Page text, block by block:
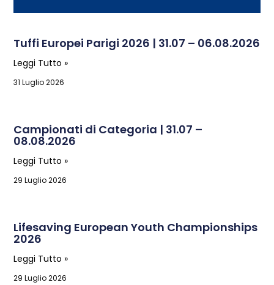
Tuffi Europei Parigi 2026 | 31.07 – 06.08.2026
Leggi Tutto »
31 Luglio 2026
Campionati di Categoria | 31.07 –
08.08.2026
Leggi Tutto »
29 Luglio 2026
Lifesaving European Youth Championships
2026
Leggi Tutto »
29 Luglio 2026